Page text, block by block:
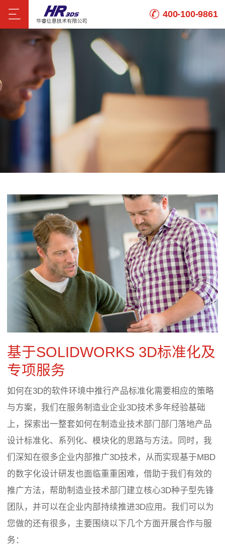
400-100-9861
基于SOLIDWORKS 3D标准化及
专项服务
如何在3D的软件环境中推行产品标准化需要相应的策略
与方案，我们在服务制造业企业3D技术多年经验基础
上，探索出一整套如何在制造业技术部门部门落地产品
设计标准化、系列化、模块化的思路与方法。同时，我
们深知在很多企业内部推广3D技术，从而实现基于MBD
的数字化设计研发也面临重重困难，借助于我们有效的
推广方法，帮助制造业技术部门建立核心3D种子型先锋
团队，并可以在企业内部持续推进3D应用。我们可以为
您做的还有很多，主要围绕以下几个方面开展合作与服
务：